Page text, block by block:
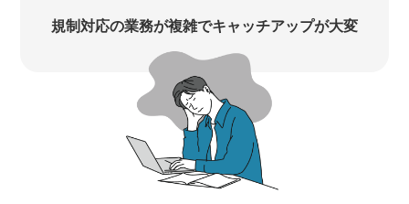
規制対応の業務が複雑でキャッチアップが大変